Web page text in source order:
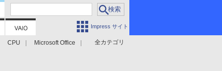
Impress サイト
全カテゴリ
CPU Microsoft Office